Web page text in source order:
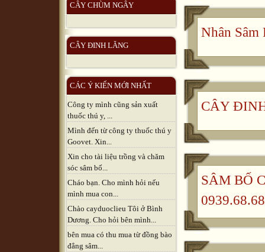
CÂY CHÙM NGÂY
CÂY ĐINH LĂNG
CÁC Ý KIẾN MỚI NHẤT
Công ty mình cũng sản xuất
thuốc thú y, ...
Mình đến từ công ty thuốc thú y
Goovet. Xin...
Xin cho tài liệu trồng và chăm
sóc sâm bố...
Cháo bạn. Cho mình hỏi nếu
mình mua con...
Chào cayduoclieu Tôi ở Bình
Dương. Cho hỏi bên mình...
bên mua có thu mua từ đồng bào
đẳng sâm...
Nhân Sâm
CÂY
SÂM BỐ